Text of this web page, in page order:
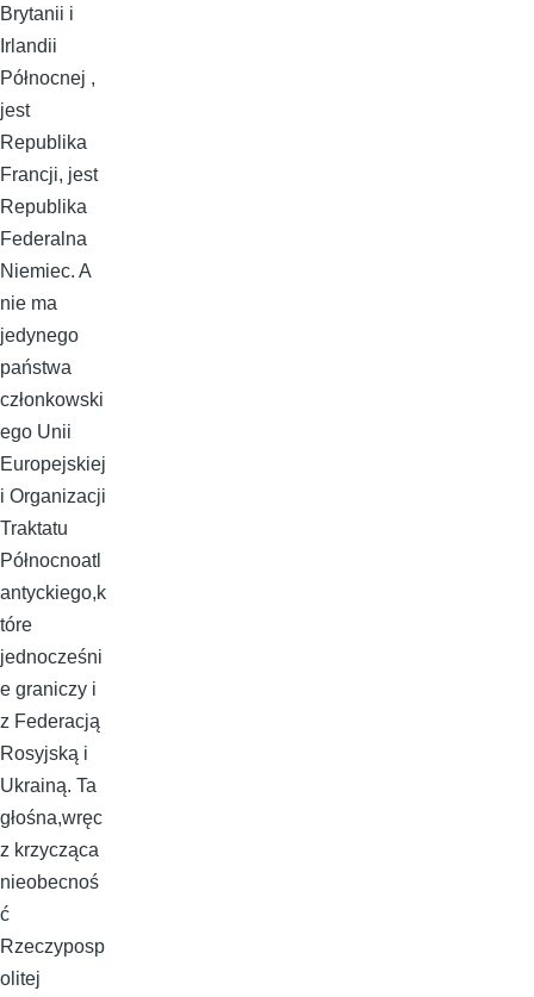
Brytanii i
Irlandii
Północnej ,
jest
Republika
Francji, jest
Republika
Federalna
Niemiec. A
nie ma
jedynego
państwa
członkowski
ego Unii
Europejskiej
i Organizacji
Traktatu
Północnoatl
antyckiego,k
tóre
jednocześni
e graniczy i
z Federacją
Rosyjską i
Ukrainą. Ta
głośna,wręc
z krzycząca
nieobecnoś
ć
Rzeczyposp
olitej